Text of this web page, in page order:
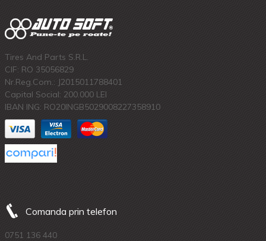
Tires And Parts S.R.L.
CIF: RO 35056829
Nr.Reg.Com.: J2015011788401
Capital Social: 200.000 LEI
IBAN ING: RO20INGB5029008227358910
Comanda prin telefon
0751 136 440